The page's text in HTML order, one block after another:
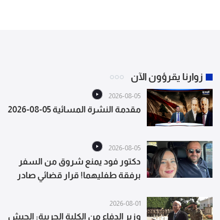
زوارنا يقرؤون الآن
2026-08-05
مقدمة النشرة المسائية 05-08-2026
2026-08-05
دكتور فود يمنع شروق من السفر
برفقة طفليهما! قرار قضائي صادر
2026-08-01
وزير الدفاع من الكلية الحربية: الجيش